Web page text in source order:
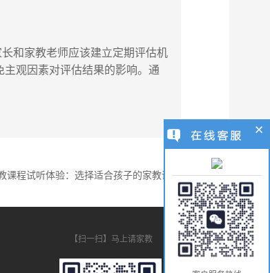
和家教老师应该建立定期评估机
观因素对评估结果的影响。通
课程试听体验：选择适合孩子的家教课程
【扫一扫】马上请家教